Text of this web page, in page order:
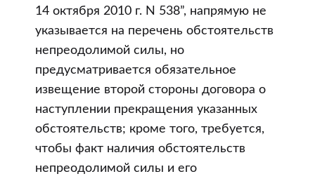
14 октября 2010 г. N 538”, напрямую не
указывается на перечень обстоятельств
непреодолимой силы, но
предусматривается обязательное
извещение второй стороны договора о
наступлении прекращения указанных
обстоятельств; кроме того, требуется,
чтобы факт наличия обстоятельств
непреодолимой силы и его